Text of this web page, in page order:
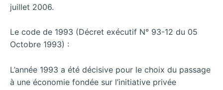
juillet 2006.
Le code de 1993 (Décret exécutif N° 93-12 du 05
Octobre 1993) :
L’année 1993 a été décisive pour le choix du passage
à une économie fondée sur l’initiative privée